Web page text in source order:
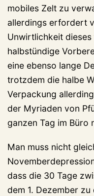
mobiles Zelt zu
allerdings erfordert
Unwirtlichkeit
halbstündige
eine ebenso lange
trotzdem die halbe
Verpackung
der Myriaden von
ganzen Tag im Büro
Man muss nicht
dass die 30 Tage
dem 1. Dezember